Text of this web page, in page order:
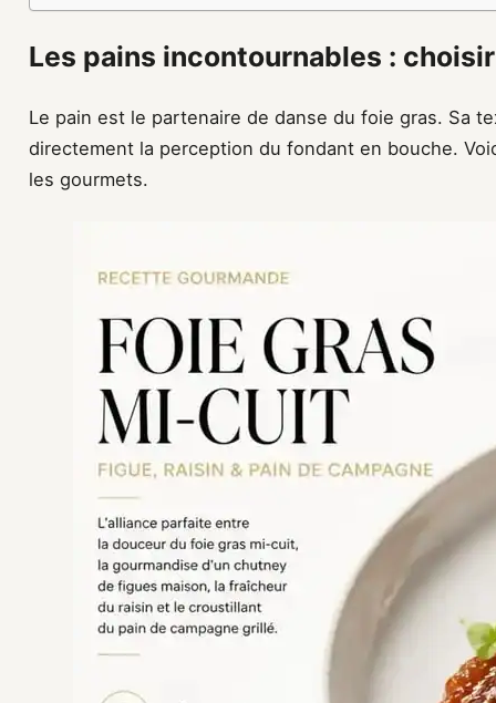
Les pains incontournables :
Le pain est le partenaire de danse du foie gras. Sa
directement la perception du fondant en bouche.
les gourmets.